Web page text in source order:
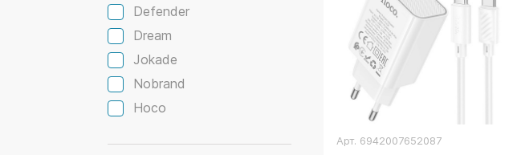
Defender
Dream
Jokade
Nobrand
hoco
Арт. 6942007652087